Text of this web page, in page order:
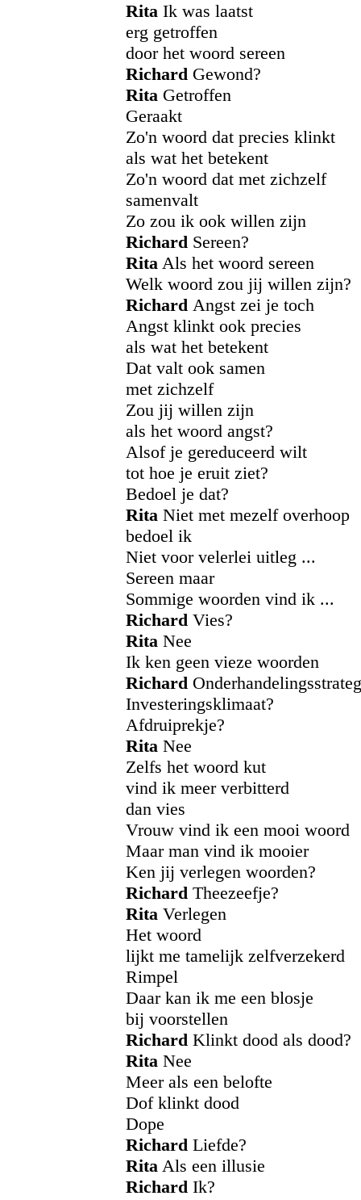
Rita Ik was laatst
erg getroffen
door het woord sereen
Richard Gewond?
Rita Getroffen
Geraakt
Zo'n woord dat precies klinkt
als wat het betekent
Zo'n woord dat met zichzelf
samenvalt
Zo zou ik ook willen zijn
Richard Sereen?
Rita Als het woord sereen
Welk woord zou jij willen zijn?
Richard Angst zei je toch
Angst klinkt ook precies
als wat het betekent
Dat valt ook samen
met zichzelf
Zou jij willen zijn
als het woord angst?
Alsof je gereduceerd wilt
tot hoe je eruit ziet?
Bedoel je dat?
Rita Niet met mezelf overhoop
bedoel ik
Niet voor velerlei uitleg ...
Sereen maar
Sommige woorden vind ik ...
Richard Vies?
Rita Nee
Ik ken geen vieze woorden
Richard
Investeringsklimaat?
Afdruiprekje?
Rita Nee
Zelfs het woord kut
vind ik meer verbitterd
dan vies
Vrouw vind ik een mooi woord
Maar man vind ik mooier
Ken jij verlegen woorden?
Richard Theezeefje?
Rita Verlegen
Het woord
lijkt me tamelijk zelfverzekerd
Rimpel
Daar kan ik me een blosje
bij voorstellen
Richard Klinkt dood als dood?
Rita Nee
Meer als een belofte
Dof klinkt dood
Dope
Richard Liefde?
Rita Als een illusie
Richard Ik?